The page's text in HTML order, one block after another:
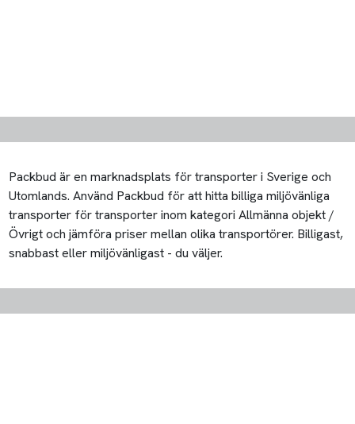
Packbud är en marknadsplats för transporter i Sverige och
Utomlands. Använd Packbud för att hitta billiga miljövänliga
transporter för transporter inom kategori Allmänna objekt /
Övrigt och jämföra priser mellan olika transportörer. Billigast,
snabbast eller miljövänligast - du väljer.